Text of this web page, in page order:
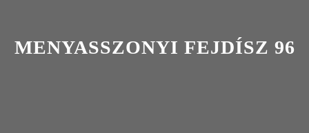
MENYASSZONYI FEJDÍSZ 96